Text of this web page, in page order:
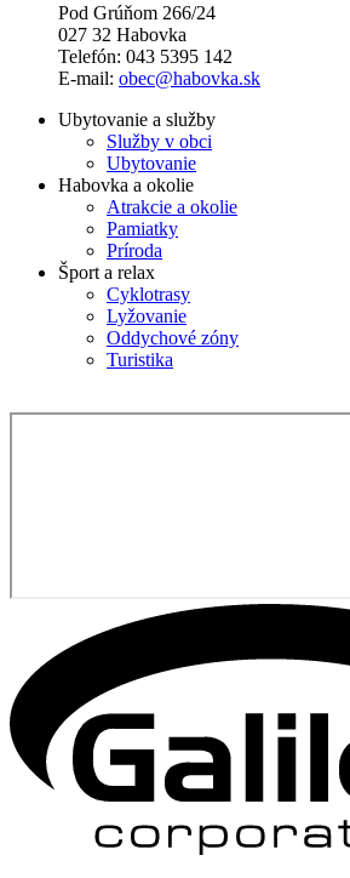
Pod Grúňom 266/24
027 32 Habovka
Telefón: 043 5395 142
E-mail: obec@habovka.sk
Ubytovanie a služby
Služby v obci
Ubytovanie
Habovka a okolie
Atrakcie a okolie
Pamiatky
Príroda
Šport a relax
Cyklotrasy
Lyžovanie
Oddychové zóny
Turistika